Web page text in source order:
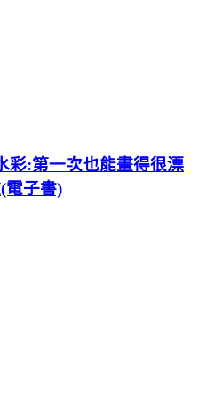
彩:第一次也能畫得很漂
電子書)